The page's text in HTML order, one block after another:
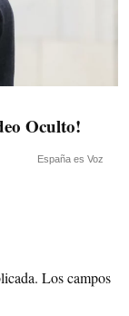
Oculto!
España es Voz
Los campos